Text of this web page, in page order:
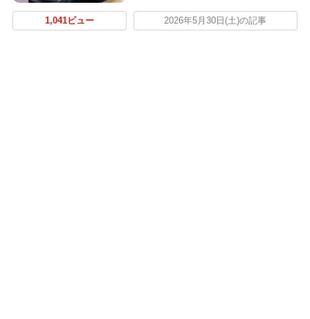
1,041ビュー 2026年5月30日(土)の記事